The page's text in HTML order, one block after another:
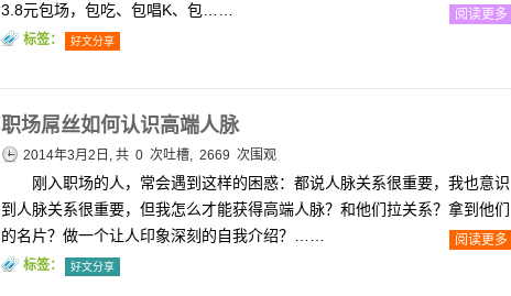
3.8元包场，包吃、包唱K、包……
阅读更多
标签：
好文分享
职场屌丝如何认识高端人脉
2014年3月2日, 共 0 次吐槽, 2669 次围观
刚入职场的人，常会遇到这样的困惑：都说人脉关系很重要，我也意识
到人脉关系很重要，但我怎么才能获得高端人脉？和他们拉关系？拿到他们
的名片？做一个让人印象深刻的自我介绍？……
阅读更多
标签：
好文分享